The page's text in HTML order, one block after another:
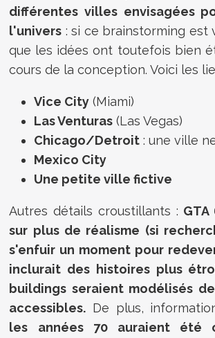
différentes villes envisagées
l'univers : si ce brainstorming est
que les idées ont toutefois bien
cours de la conception. Voici les
Vice City (Miami)
Las Venturas (Las Vegas)
Chicago/Detroit : une ville
Mexico City
Une petite ville fictive
Autres détails croustillants :
sur plus de réalisme (si
s'enfuir un moment pour
inclurait des histoires plus
buildings seraient modélisés
accessibles. De plus,
les années 70 auraient été